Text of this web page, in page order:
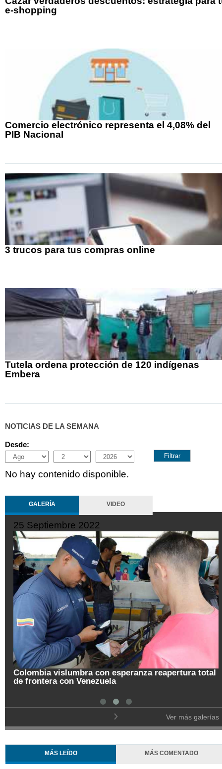
e-shopping
Comercio electrónico representa el 4,08% del
PIB Nacional
3 trucos para tus compras online
Tutela ordena protección de 120 indígenas
Embera
NOTICIAS DE LA SEMANA
Desde:
Month
Day Year
No hay contenido disponible.
GALERÍA VIDEO
25 Septiembre 2022
Colombia vislumbra con esperanza reapertura total
de frontera con Venezuela
Ver más galerías
MÁS LEÍDO MÁS COMENTADO